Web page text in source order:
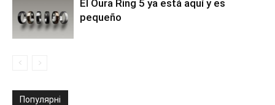
El Oura Ring 5 ya está aquí y es
pequeño
Популярні